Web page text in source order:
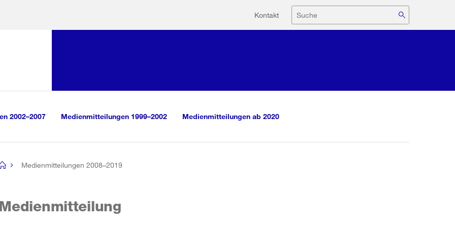
Hilfsnavigation
Kontakt Suche
2002–2007 Medienmitteilungen 1999–2002 Medienmitteilungen ab 2020
Medienmitteilungen 2008–2019